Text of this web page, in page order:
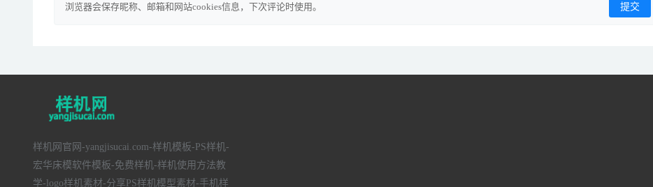
浏览器会保存昵称、邮箱和网站cookies信息，下次评论时使用。
样机网官网-yangjisucai.com-样机模板-PS样机-
宏华床模软件模板-免费样机-样机使用方法教
学-logo样机素材-分享PS样机模型素材-手机样